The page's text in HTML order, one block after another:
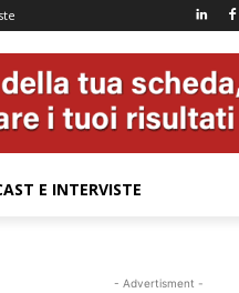
E INTERVISTE
- Advertisment -